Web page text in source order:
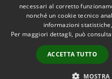
Accessibilità
necessari al corretto
nonché un cookie tecnico
informazioni
Per maggiori dettagli, può
ACCETTA TUTTO
MOSTRA